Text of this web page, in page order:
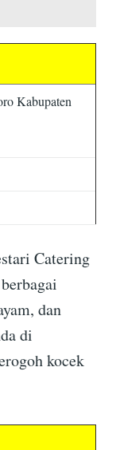
Kabupaten
Catering
dan
di
kocek